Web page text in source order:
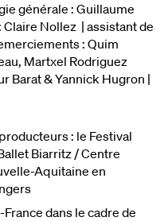
générale : Guillaume
Nollez | assistant de
: Quim
Martxel Rodriguez
Barat & Yannick Hugron |
: le Festival
Biarritz / Centre
Aquitaine en
dans le cadre de